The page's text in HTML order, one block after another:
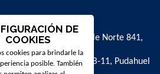
Avenida Valle Norte 841,
Farfana 500, bodega B-11, Pudahuel
DE
COOKIES
cookies para brindarle la
posible. También